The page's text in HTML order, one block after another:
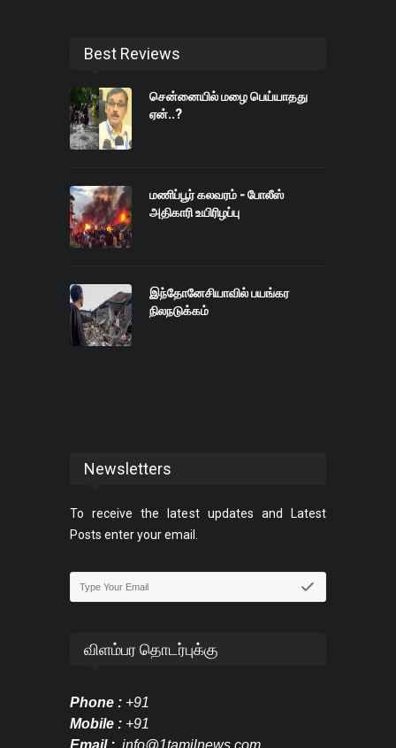
Best Reviews
சென்னையில் மழை பெய்யாதது
ஏன்..?
மணிப்பூர் கலவரம் - போலீஸ்
அதிகாரி உயிரிழப்பு
இந்தோனேசியாவில் பயங்கர
நிலநடுக்கம்
Newsletters
To receive the latest updates and Latest
Posts enter your email.
விளம்பர தொடர்புக்கு
Phone : +91
Mobile : +91